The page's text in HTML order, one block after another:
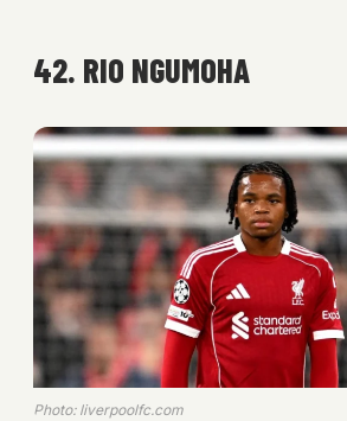
42. RIO NGUMOHA
Photo: liverpoolfc.com